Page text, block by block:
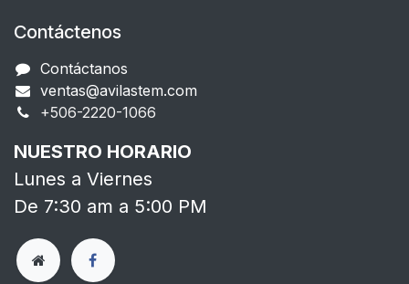
Contáctenos
Contáctanos
ventas@avilastem.com
+506-2220-1066​
NUESTRO HORARIO
Lunes a Viernes
De 7:30 am a 5:00 PM